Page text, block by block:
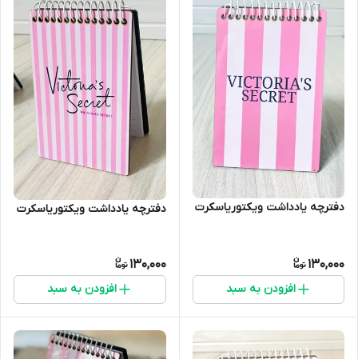
دفترچه یادداشت ویکتوریاسکرت
130,000
افزودن به سبد
دفترچه یادداشت ویکتوریاسکرت
130,000
افزودن به سبد